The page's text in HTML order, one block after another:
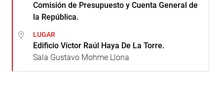
Comisión de Presupuesto y Cuenta General de
la República.
LUGAR
Edificio Víctor Raúl Haya De La Torre.
Sala Gustavo Mohme Llona